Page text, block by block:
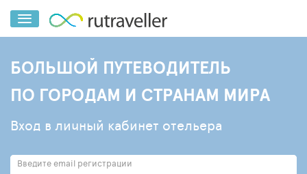
БОЛЬШОЙ ПУТЕВОДИТЕЛЬ
ПО ГОРОДАМ И СТРАНАМ МИРА
Вход в личный кабинет отельера
Введите email регистрации